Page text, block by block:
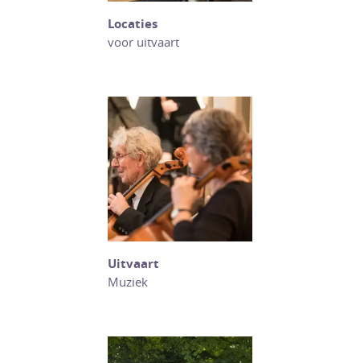
Locaties
voor uitvaart
Uitvaart
Muziek